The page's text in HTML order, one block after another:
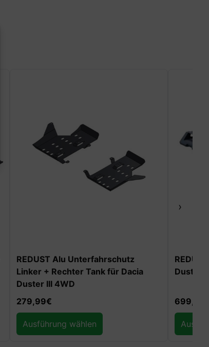
REDUST Alu Unterfahrschutz
Linker + Rechter Tank für Dacia
Duster III 4WD
279,99€
Ausführung wählen
Duster
699,99
›